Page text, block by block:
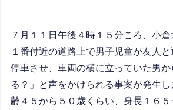
７月１１日午後４時１５分ころ、小
１番付近の道路上で男子児童が友人
停車させ、車両の横に立っていた男
る？」と声をかけられる事案が発生
齢４５から５０歳くらい、身長１６